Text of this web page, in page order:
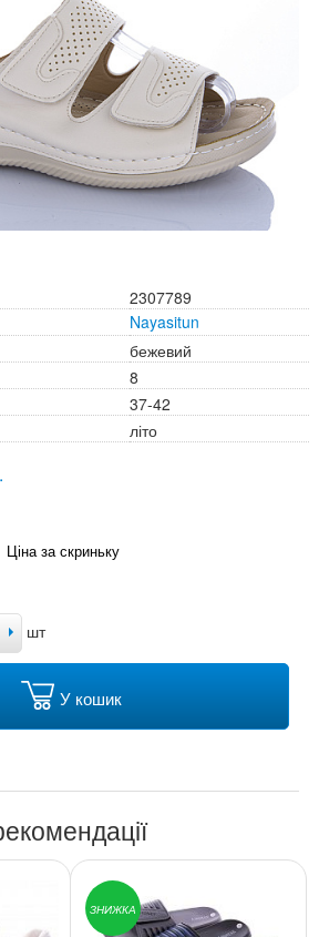
2307789
Nayasitun
бежевий
8
37-42
літо
Ціна за скриньку
шт
У кошик
ЗНИЖКА